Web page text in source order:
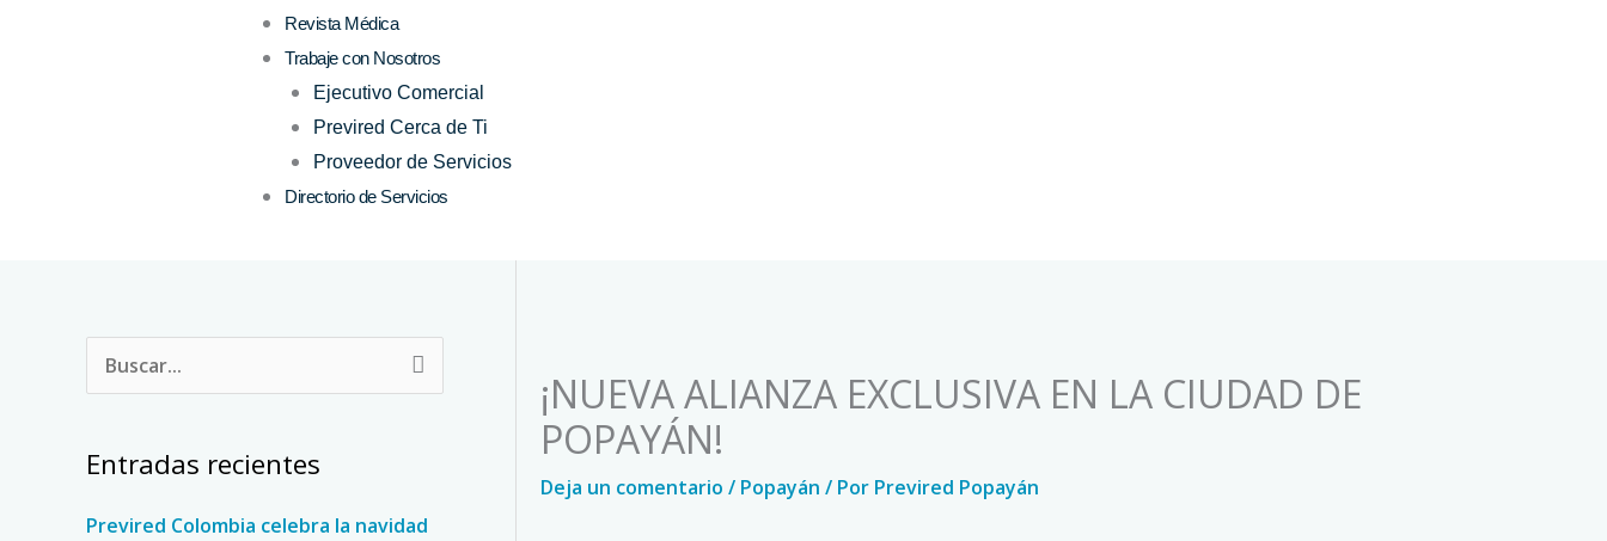
Revista Médica
Trabaje con Nosotros
Ejecutivo Comercial
Previred Cerca de Ti
Proveedor de Servicios
Directorio de Servicios
a
Entradas recientes
Previred Colombia celebra la navidad
¡NUEVA ALIANZA EXCLUSIVA EN LA CIUDAD DE
POPAYÁN!
Deja un comentario / Popayán / Por Previred Popayán